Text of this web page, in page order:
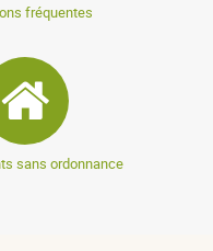
fréquentes
sans ordonnance